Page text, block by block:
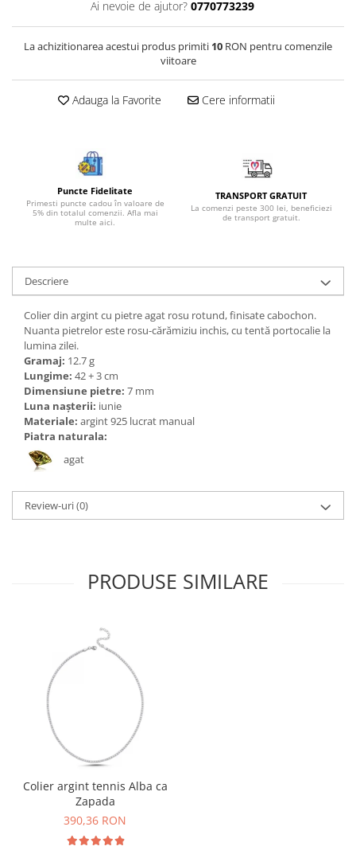
Bijuterii opal
Bijuterii rodocrozit
Bijuterii rubin
Bijuterii safir
Bijuterii sodalit
Bijuterii spinel
Bijuterii tanzanit
Bijuterii topaz
Bijuterii turcoaz
Bijuterii turmaline
Bijuterii morganit
Ai nevoie de ajutor? 0770773239
La achizitionarea acestui produs primiti 10 RON pentru comenzile
viitoare
Adauga la Favorite Cere informatii
Puncte Fidelitate
Primesti puncte cadou în valoare de
5% din totalul comenzii. Afla mai
multe aici.
TRANSPORT GRATUIT
La comenzi peste 300 lei, beneficiezi
de transport gratuit.
Descriere
Colier din argint cu pietre agat rosu rotund, finisate cabochon.
Nuanta pietrelor este rosu-cărămiziu inchis, cu tentă portocalie la
lumina zilei.
Gramaj: 12.7 g
Lungime: 42 + 3 cm
Dimensiune pietre: 7 mm
Luna nașterii: iunie
Materiale: argint 925 lucrat manual
Piatra naturala:
agat
Review-uri(0)
PRODUSE SIMILARE
Colier argint tennis Alba ca
Zapada
390,36 RON